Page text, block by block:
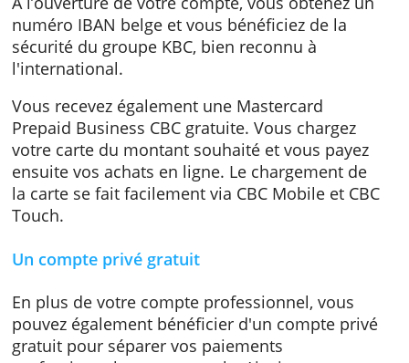
aussi une carte de débit pour vos retraits aux
automates et vos paiement en Belgique et à
l’étranger dans la zone UEM.
A l’ouverture de votre compte, vous obtenez
numéro IBAN belge et vous bénéficiez de la
sécurité du groupe KBC, bien reconnu à
l'international.
Vous recevez également une Mastercard
Prepaid Business CBC gratuite. Vous chargez
votre carte du montant souhaité et vous
ensuite vos achats en ligne. Le chargement
la carte se fait facilement via CBC Mobile et
Touch.